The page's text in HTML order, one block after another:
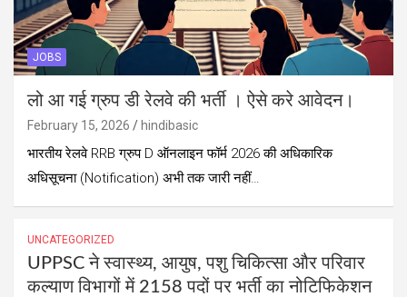
JOBS
लो आ गई ग्रुप डी रेलवे की भर्ती । ऐसे करे आवेदन।
February 15, 2026 hindibasic
भारतीय रेलवे RRB ग्रुप D ऑनलाइन फॉर्म 2026 की अधिकारिक
अधिसूचना (Notification) अभी तक जारी नहीं…
UNCATEGORIZED
UPPSC ने स्वास्थ्य, आयुष, पशु चिकित्सा और परिवार
कल्याण विभागों में 2158 पदों पर भर्ती का नोटिफिकेशन